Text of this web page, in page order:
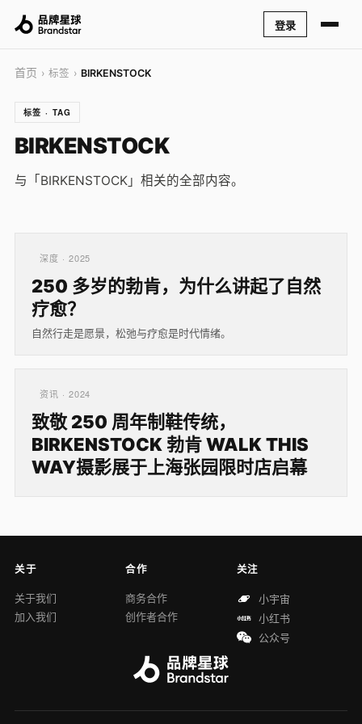
登录
首页 › 标签 › BIRKENSTOCK
标签 · TAG
BIRKENSTOCK
与「BIRKENSTOCK」相关的全部内容。
深度 · 2025
250 多岁的勃肯，为什么讲起了自然
疗愈？
自然行走是愿景，松弛与疗愈是时代情绪。
资讯 · 2024
致敬 250 周年制鞋传统，
BIRKENSTOCK 勃肯 WALK THIS
WAY摄影展于上海张园限时店启幕
关于
关于我们
加入我们
合作
商务合作
创作者合作
关注
小宇宙
小红书
公众号